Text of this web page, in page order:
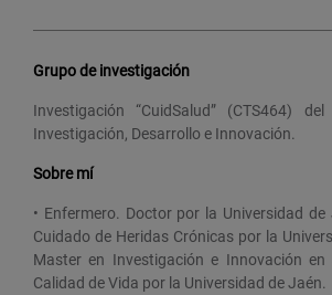
Grupo de investigación
Investigación “CuidSalud” (CTS464)
Investigación, Desarrollo e Innovación.
Sobre mí
• Enfermero. Doctor por la Universidad de
Cuidado de Heridas Crónicas por la
Master en Investigación e Innovación en
Calidad de Vida por la Universidad de Jaén.